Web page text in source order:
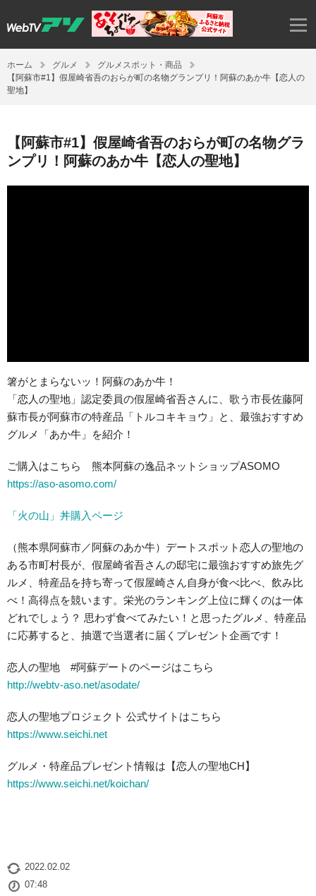
ホーム グルメ
グルメスポット・商品
【阿蘇市#1】假屋崎省吾のおらが町の名物グランプリ！阿蘇のあか牛【恋人の
聖地】
【阿蘇市#1】假屋崎省吾のおらが町の名物グラ
ンプリ！阿蘇のあか牛【恋人の聖地】
箸がとまらないッ！阿蘇のあか牛！
「恋人の聖地」認定委員の假屋崎省吾さんに、歌う市長佐藤阿
蘇市長が阿蘇市の特産品「トルコキキョウ」と、最強おすすめ
グルメ「あか牛」を紹介！
ご購入はこちら 熊本阿蘇の逸品ネットショップASOMO
https://aso-asomo.com/
「火の山」丼購入ページ
（熊本県阿蘇市／阿蘇のあか牛）デートスポット恋人の聖地の
ある市町村長が、假屋崎省吾さんの邸宅に最強おすすめ旅先グ
ルメ、特産品を持ち寄って假屋崎さん自身が食べ比べ、飲み比
べ！高得点を競います。栄光のランキング上位に輝くのは一体
どれでしょう？ 思わず食べてみたい！と思ったグルメ、特産品
に応募すると、抽選で当選者に届くプレゼント企画です！
恋人の聖地 #阿蘇デートのページはこちら
http://webtv-aso.net/asodate/
恋人の聖地プロジェクト 公式サイトはこちら
https://www.seichi.net
グルメ・特産品プレゼント情報は【恋人の聖地CH】
https://www.seichi.net/koichan/
2022.02.02
07:48